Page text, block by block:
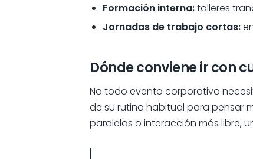
Formación interna:talleres
Jornadas de trabajo cortas:
Dónde conviene ir con
No todo evento corporativo
de su rutina habitual para pensar
paralelas o interacción más libre,